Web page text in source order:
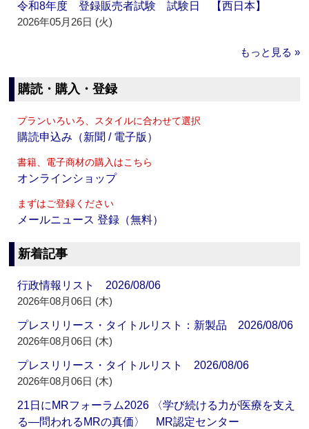
令和8年度 登録販売者試験 試験日 【西日本】
2026年05月26日 (火)
もっと見る »
購読・購入・登録
プランいろいろ、スタイルに合わせて選択
購読申込み（新聞 / 電子版）
書籍、電子商材の購入はこちら
オンラインショップ
まずはご登録ください
メールニュース 登録（無料）
新着記事
行政情報リスト 2026/08/06
2026年08月06日 (木)
プレスリリース・タイトルリスト：新製品 2026/08/06
2026年08月06日 (木)
プレスリリース・タイトルリスト 2026/08/06
2026年08月06日 (木)
21日にMRフォーラム2026 〈学び続ける力が医療を支え
る―問われるMRの真価〉 MR認定センター